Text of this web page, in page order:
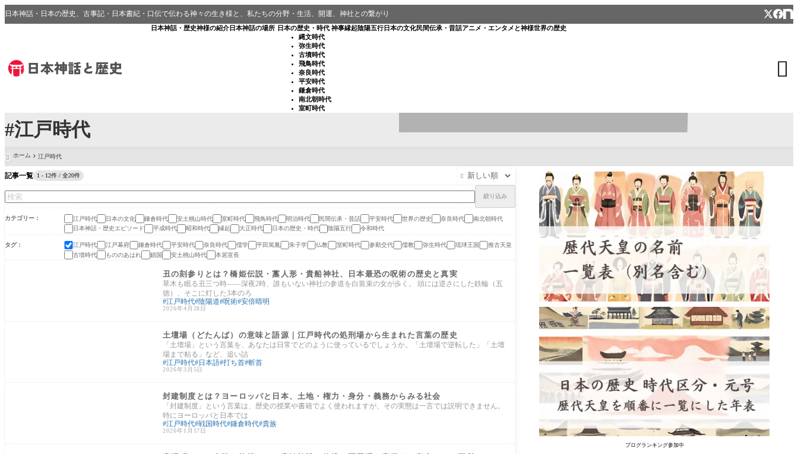
#江戸時代
日本神話・日本の歴史、古事記・日本書紀・口伝で伝わる神々の生き様と、私たちの分野・生活、開運、神社との繋がり
日本神話・歴史神様の紹介 日本神話の場所 日本の歴史・時代
縄文時代
弥生時代
古墳時代
飛鳥時代
奈良時代
平安時代
鎌倉時代
南北朝時代
室町時代
神事縁起陰陽五行 日本の文化民間伝承・昔話アニメ・エンタメと神様世界の歴史

 ホーム 江戸時代
記事一覧 1 - 12件 / 全20件 
絞り込み
カテゴリー 江戸時代 日本の文化 鎌倉時代 安土桃山時代 室町時代 飛鳥時代 明治時代 民間伝承・昔話 平安時代 世界の歴史 奈良時代
南北朝時代
日本神話・歴史エピソード
平成時代 昭和時代 縁起 大正時代 日本の歴史・時代 陰陽五行 令和時代
タグ 江戸時代 江戸幕府 鎌倉時代 平安時代 奈良時代 儒学 平田篤胤 朱子学 仏教 室町時代 参勤交代 儒教 弥生時代 琉球王国
推古天皇
古墳時代
もののあはれ 鎖国 安土桃山時代 本居宣長
民間伝承・昔話
丑の刻参りとは？橋姫伝説・藁人形・貴船神社、日本最恐の呪術の歴史と真実
草木も眠る丑三つ時——深夜2時、誰もいない神社の参道を白装束の女が歩く。 頭には逆さにした鉄輪（五
徳）、そこに灯した3本のろ
江戸時代 陰陽道 呪術 安倍晴明
2026年4月28日
土壇場（どたんば）の意味と語源｜江戸時代の処刑場から生まれた言葉の歴史
「土壇場」という言葉を、あなたは日常でどのように使っているでしょうか。「土壇場で逆転した」「土壇
場まで粘る」など、追い詰
江戸時代 日本語 打ち首 斬首
2026年3月5日
封建制度とは？ヨーロッパと日本、土地・権力・身分・義務からみる社会
「封建制度」という言葉は、歴史の授業や書籍でよく使われますが、その実態は一言では説明できません。
特にヨーロッパと日本では
江戸時代 戦国時代 鎌倉時代 貴族
2026年1月17日
ブログランキング参加中